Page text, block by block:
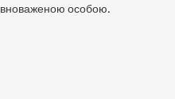
особою.